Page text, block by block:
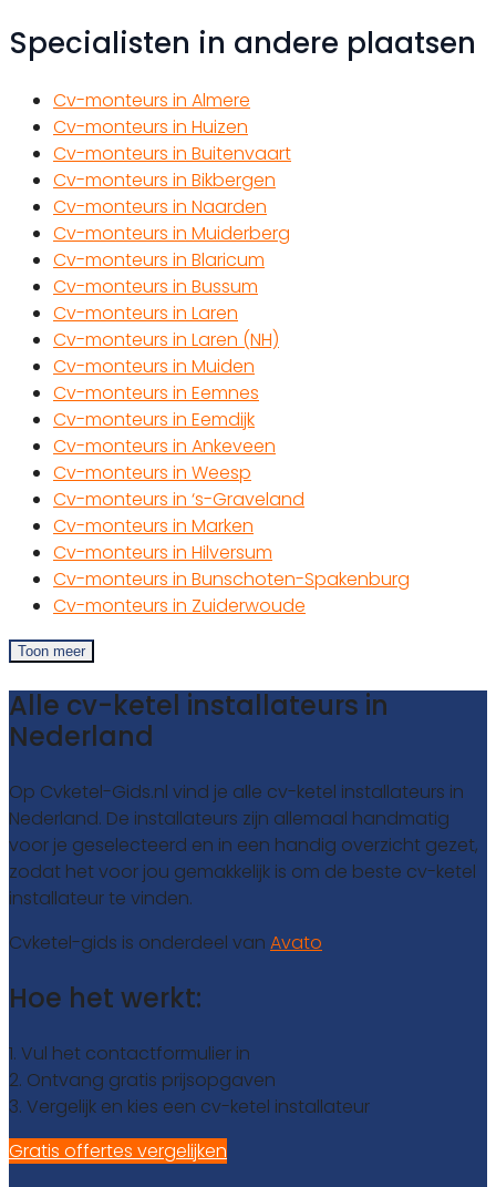
Specialisten in andere plaatsen
Cv-monteurs in Almere
Cv-monteurs in Huizen
Cv-monteurs in Buitenvaart
Cv-monteurs in Bikbergen
Cv-monteurs in Naarden
Cv-monteurs in Muiderberg
Cv-monteurs in Blaricum
Cv-monteurs in Bussum
Cv-monteurs in Laren
Cv-monteurs in Laren (NH)
Cv-monteurs in Muiden
Cv-monteurs in Eemnes
Cv-monteurs in Eemdijk
Cv-monteurs in Ankeveen
Cv-monteurs in Weesp
Cv-monteurs in ‘s-Graveland
Cv-monteurs in Marken
Cv-monteurs in Hilversum
Cv-monteurs in Bunschoten-Spakenburg
Cv-monteurs in Zuiderwoude
Toon meer
Alle cv-ketel installateurs in
Nederland
Op Cvketel-Gids.nl vind je alle cv-ketel installateurs in
Nederland. De installateurs zijn allemaal handmatig
voor je geselecteerd en in een handig overzicht gezet,
zodat het voor jou gemakkelijk is om de beste cv-ketel
installateur te vinden.
Cvketel-gids is onderdeel van Avato
Hoe het werkt:
1. Vul het contactformulier in
2. Ontvang gratis prijsopgaven
3. Vergelijk en kies een cv-ketel installateur
Gratis offertes vergelijken